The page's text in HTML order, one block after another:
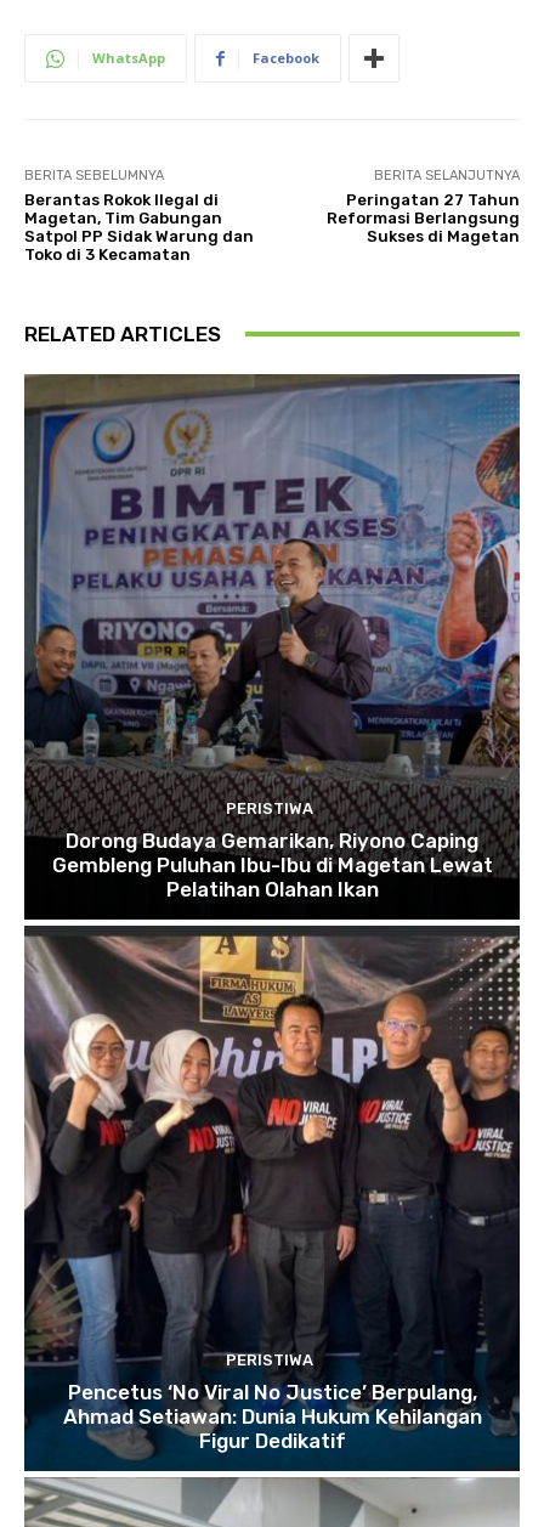
WhatsApp Facebook
BERITA SEBELUMNYA
Berantas Rokok Ilegal di
Magetan, Tim Gabungan
Satpol PP Sidak Warung dan
Toko di 3 Kecamatan
BERITA SELANJUTNYA
Peringatan 27 Tahun
Reformasi Berlangsung
Sukses di Magetan
RELATED ARTICLES
PERISTIWA
Dorong Budaya Gemarikan, Riyono Caping
Gembleng Puluhan Ibu-Ibu di Magetan Lewat
Pelatihan Olahan Ikan
PERISTIWA
Pencetus ‘No Viral No Justice’ Berpulang,
Ahmad Setiawan: Dunia Hukum Kehilangan
Figur Dedikatif